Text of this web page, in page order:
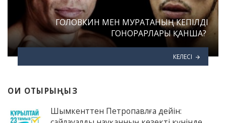
ГОЛОВКИН МЕН МУРАТАНЫҢ КЕПІЛДІ
ГОНОРАРЛАРЫ ҚАНША?
КЕЛЕСІ
ОҚИ ОТЫРЫҢЫЗ
Шымкенттен Петропавлға дейін: